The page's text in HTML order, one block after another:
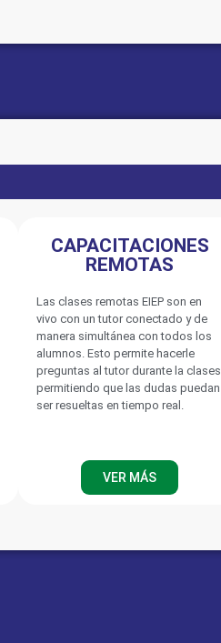
CAPACITACIONES
REMOTAS
Las clases remotas EIEP son en
vivo con un tutor conectado y de
manera simultánea con todos los
alumnos. Esto permite hacerle
preguntas al tutor durante la clases
permitiendo que las dudas puedan
ser resueltas en tiempo real.
VER MÁS